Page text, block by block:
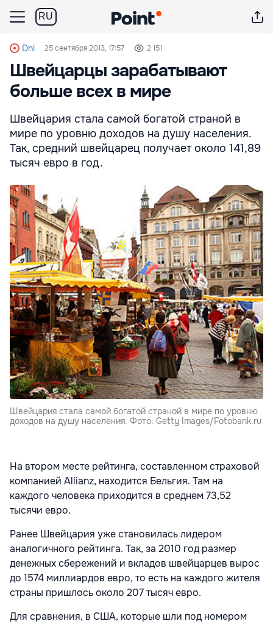
RU
Dni 25 сентября 2013, 17:57 2 151
Швейцарцы зарабатывают
больше всех в мире
Швейцария стала самой богатой страной в
мире по уровню доходов на душу населения.
Так, средний швейцарец получает около 141,89
тысяч евро в год.
Швейцария стала самой богатой страной в мире по уровню
доходов на душу населения. Фото: Getty Images/Fotobank.ru
На втором месте рейтинга, составленном страховой
компанией Allianz, находится Бельгия. Там на
каждого человека приходится в среднем 73,52
тысячи евро.
Ранее Швейцария уже становилась лидером
аналогичного рейтинга. Так, за 2010 год размер
денежных сбережений и вкладов швейцарцев вырос
до 1574 миллиардов евро, то есть на каждого жителя
страны пришлось около 207 тысяч евро.
Для сравнения, в США, которые шли под номером